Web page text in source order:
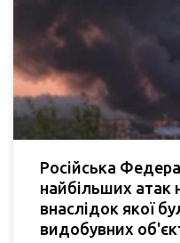
Російська
найбільших атак
внаслідок якої
видобувних